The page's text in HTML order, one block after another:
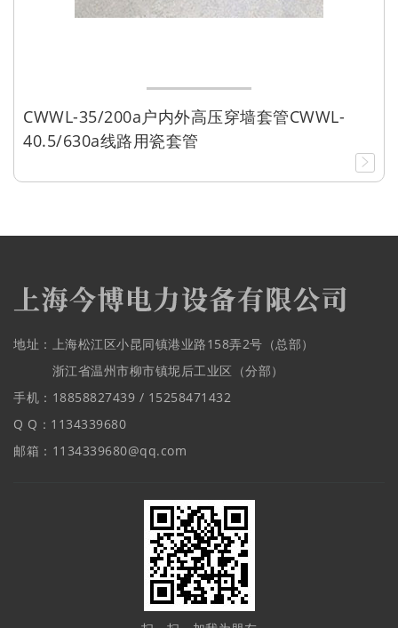
CWWL-35/200a户内外高压穿墙套管CWWL-
40.5/630a线路用瓷套管
地址：上海松江区小昆同镇港业路158弄2号（总部）
浙江省温州市柳市镇坭后工业区（分部）
手机：18858827439 / 15258471432
Q Q：1134339680
邮箱：1134339680@qq.com